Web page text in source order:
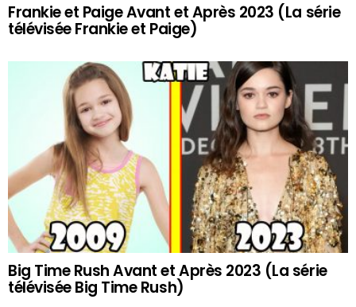
Frankie et Paige Avant et Après 2023 (La série
télévisée Frankie et Paige)
Big Time Rush Avant et Après 2023 (La série
télévisée Big Time Rush)